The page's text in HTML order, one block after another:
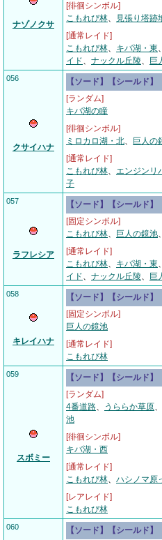
ナゾノクサ
[徘徊シンボル]
こもれび林、 見張り塔跡
[通常レイド]
こもれび林、 キバ湖・東、
イド、 ナックル丘陵、 巨
056
クサイハナ
【ソード】【シールド】
[ランダム]
キバ湖の瞳
[徘徊シンボル]
ミロカロ湖・北、 巨人の
[通常レイド]
こもれび林、 エンジンリ
子
057
ラフレシア
【ソード】【シールド】
[固定シンボル]
こもれび林、 巨人の鏡池、
[通常レイド]
こもれび林、 キバ湖・東、
イド、 ナックル丘陵、 巨
058
キレイハナ
【ソード】【シールド】
[固定シンボル]
巨人の鏡池
[通常レイド]
こもれび林
059
スボミー
【ソード】【シールド】
[ランダム]
4番道路、 うららか草原、
池
[徘徊シンボル]
キバ湖・西
[通常レイド]
こもれび林、 ハシノマ原
[レアレイド]
こもれび林
060
【ソード】【シールド】